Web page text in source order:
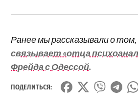
Ранее мы рассказывали о том,
связывает «отца
Фрейда с Одессой.
ПОДЕЛИТЬСЯ: